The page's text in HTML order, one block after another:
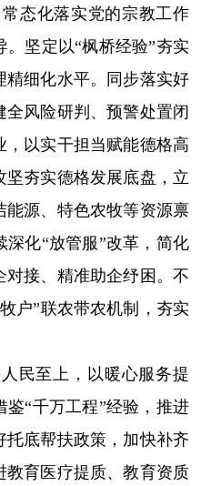
态化落实党的宗教工作
坚定以“枫桥经验”夯实
精细化水平。同步落实好
风险研判、预警处置闭
以实干担当赋能德格高
坚夯实德格发展底盘，立
能源、特色农牧等资源禀
化“放管服”改革，简化
接、精准助企纾困。不
户”联农带农机制，夯实
民至上，以暖心服务提
鉴“千万工程”经验，推进
托底帮扶政策，加快补齐
教育医疗提质、教育资质